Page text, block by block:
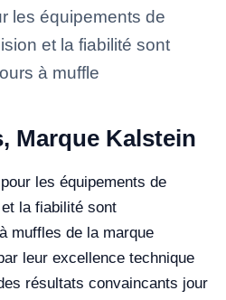
les équipements de
et la fiabilité sont
à muffle
Marque Kalstein
les équipements de
la fiabilité sont
muffles de la marque
leur excellence technique
résultats convaincants jour